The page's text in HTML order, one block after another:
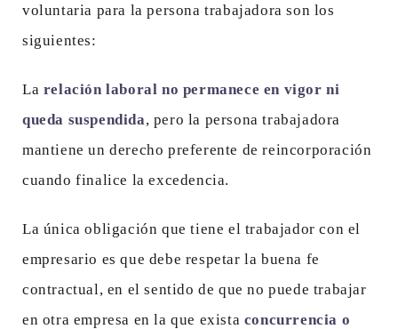
voluntaria para la persona trabajadora son los
siguientes:
La relación laboral no permanece en vigor ni
queda suspendida, pero la persona trabajadora
mantiene un derecho preferente de reincorporación
cuando finalice la excedencia.
La única obligación que tiene el trabajador con el
empresario es que debe respetar la buena fe
contractual, en el sentido de que no puede trabajar
en otra empresa en la que exista concurrencia o